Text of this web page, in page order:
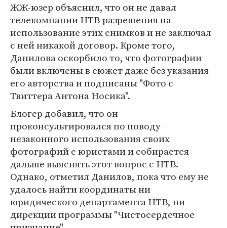
ЖЖ-юзер объяснил, что он не давал
телекомпании НТВ разрешения на
использование этих снимков и не заключал
с ней никакой договор. Кроме того,
Данилова оскорбило то, что фотографии
были включены в сюжет даже без указания
его авторства и подписаны "Фото с
Твиттера Антона Носика".
Блогер добавил, что он
проконсультировался по поводу
незаконного использования своих
фотографий с юристами и собирается
дальше выяснять этот вопрос с НТВ.
Однако, отметил Данилов, пока что ему не
удалось найти координаты ни
юридического департамента НТВ, ни
дирекции программы "Чистосердечное